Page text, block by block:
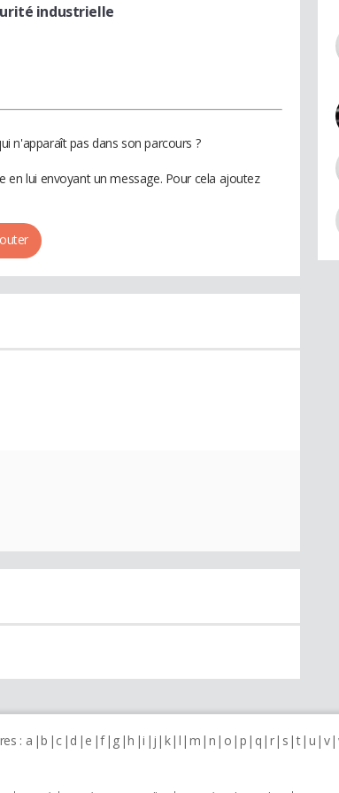
industrielle
n'apparaît pas dans son parcours ?
en lui envoyant un message. Pour cela ajoutez
: a b c d e f g h i j k l m n o p q r s t u v